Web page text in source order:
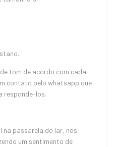
tom de acordo com cada
contato pelo whatsapp que
responde-los.
na passarela do lar, nos
um sentimento de